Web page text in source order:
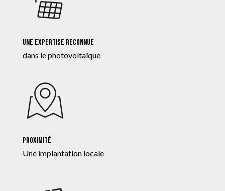
Une expertise reconnue
dans le photovoltaïque
Proximité
Une implantation locale